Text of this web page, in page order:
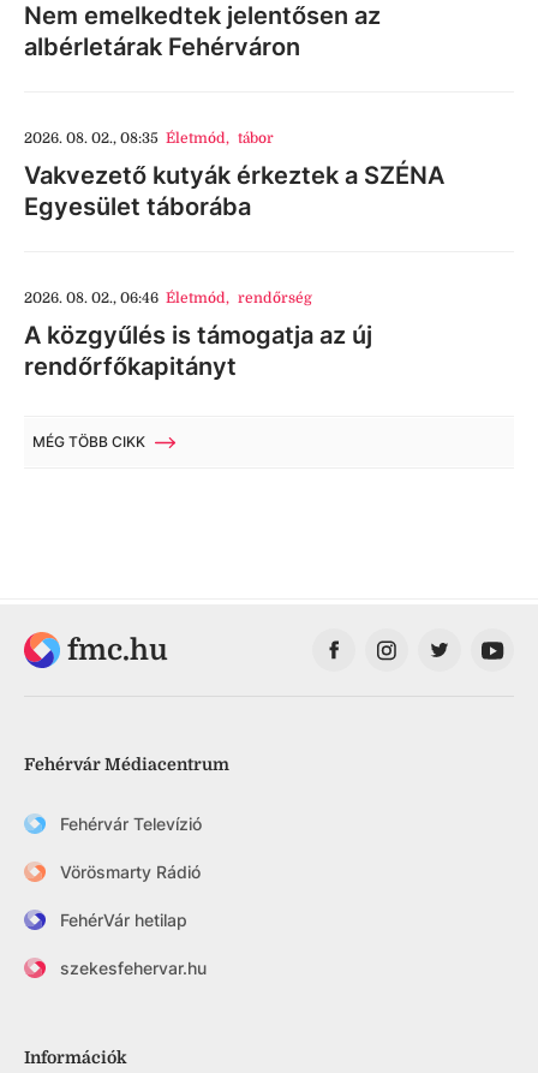
Nem emelkedtek jelentősen az
albérletárak Fehérváron
2026. 08. 02., 08:35 Életmód, tábor
Vakvezető kutyák érkeztek a SZÉNA
Egyesület táborába
2026. 08. 02., 06:46 Életmód, rendőrség
A közgyűlés is támogatja az új
rendőrfőkapitányt
MÉG TÖBB CIKK
fmc.hu
Fehérvár Médiacentrum
Fehérvár Televízió
Vörösmarty Rádió
FehérVár hetilap
szekesfehervar.hu
Információk